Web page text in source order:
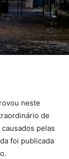
neste
de
pelas
foi publicada